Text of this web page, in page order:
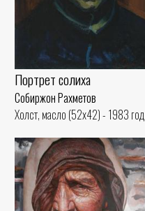
Портрет солиха
Собиржон Рахметов
Холст, масло (52x42) - 1983 год